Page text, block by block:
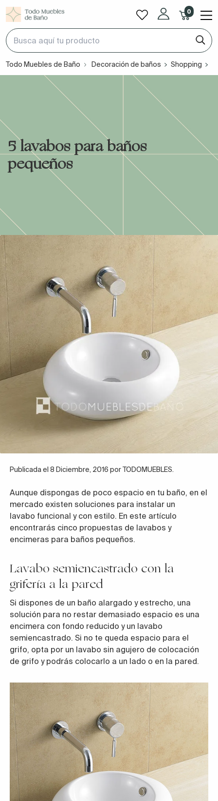
0
Todo Muebles de Baño Decoración de baños Shopping
5 lavabos para baños
pequeños
Publicada el 8 Diciembre, 2016 por TODOMUEBLES.
Aunque dispongas de poco espacio en tu baño, en el
mercado existen soluciones para instalar un
lavabo funcional y con estilo. En este artículo
encontrarás cinco propuestas de lavabos y
encimeras para baños pequeños.
Lavabo semiencastrado con la
grifería a la pared
Si dispones de un baño alargado y estrecho, una
solución para no restar demasiado espacio es una
encimera con fondo reducido y un lavabo
semiencastrado. Si no te queda espacio para el
grifo, opta por un lavabo sin agujero de colocación
de grifo y podrás colocarlo a un lado o en la pared.